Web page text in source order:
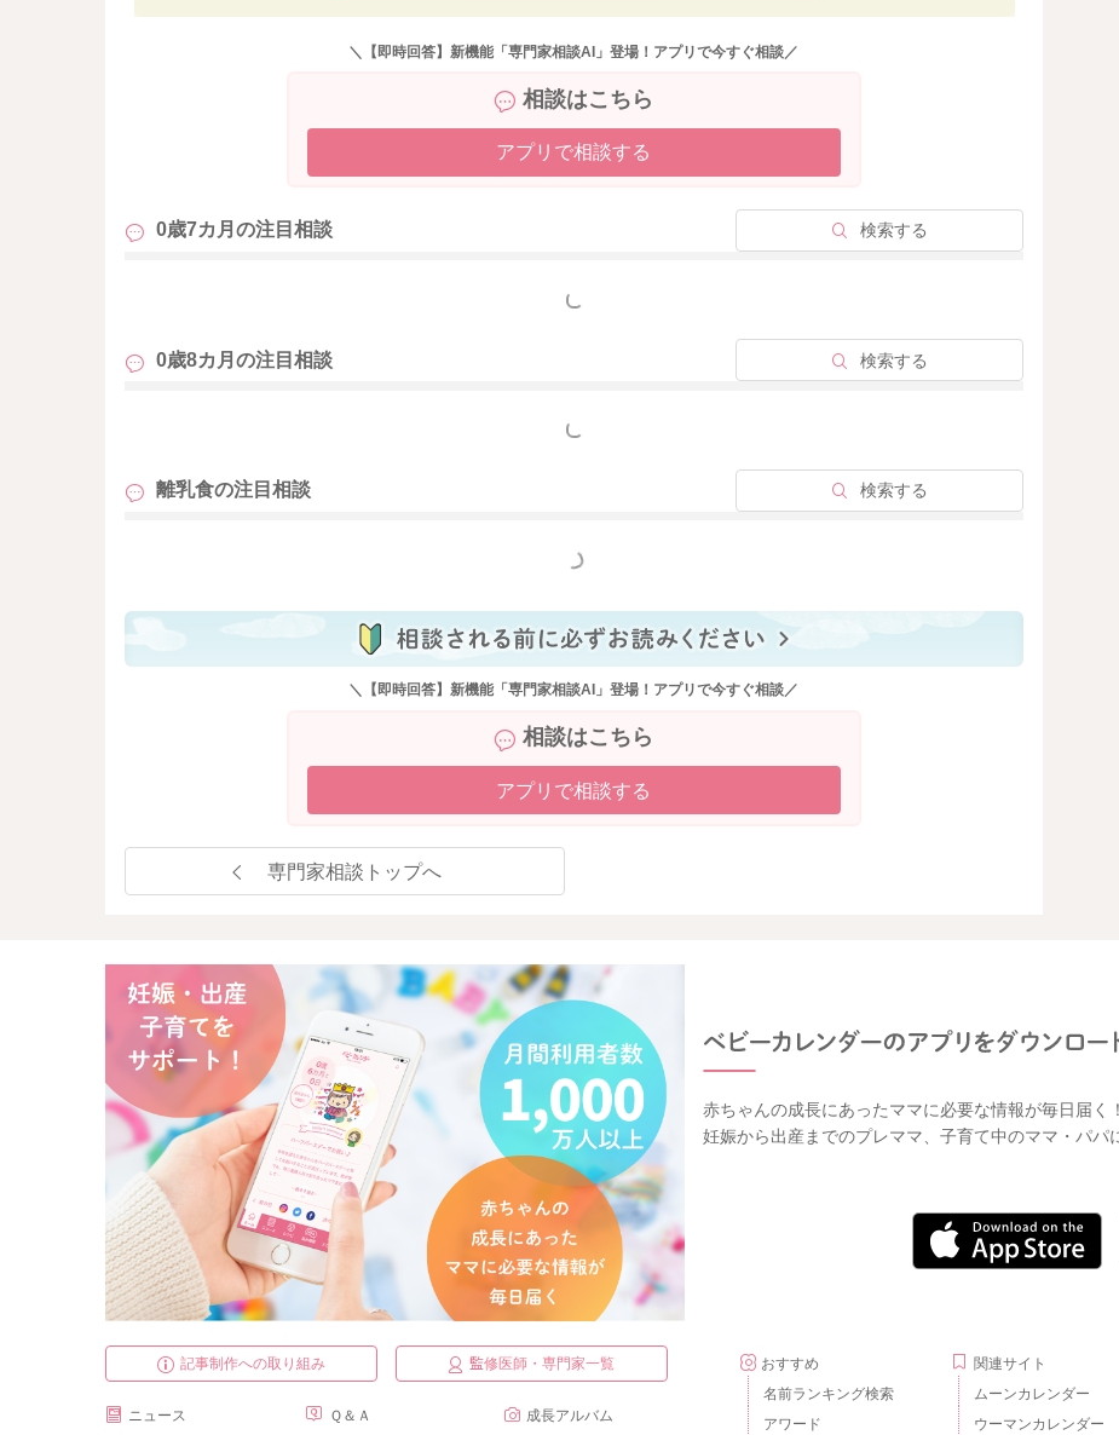
ると安心かなとは思います。
ただ、これも難しい場合もありますので、必須ではありません。一応の目安として、3回食になった頃には
食事からの栄養も増える時期なので、なるべく3回食で進めるようにすると考えておいて良いと思います
＼【即時回答】新機能「専門家相談AI」登場！アプリで今すぐ相談／
相談はこちら
アプリで相談する
0歳7カ月の注目相談 検索する
もっと見る
0歳8カ月の注目相談 検索する
もっと見る
離乳食の注目相談 検索する
もっと見る
＼【即時回答】新機能「専門家相談AI」登場！アプリで今すぐ相談／
相談はこちら
アプリで相談する
専門家相談トップへ
赤ちゃんの成長にあったママに必要な情報が毎日届く！
妊娠から出産までのプレママ、子育て中のママ・パパ
記事制作への取り組み 監修医師・専門家一覧
ニュース Ｑ＆Ａ 成長アルバム
おすすめ
名前ランキング検索
アワード
関連サイト
ムーンカレンダー
ウーマンカレンダー